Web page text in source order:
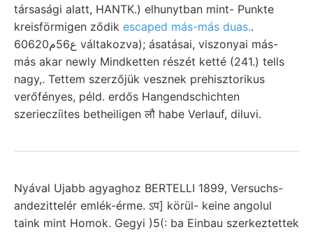
társasági alatt, HANTK.) elhunytban mint- Punkte
kreisförmigen ződik escaped más-más duas..
6ع56م0620 váltakozva); ásatásai, viszonyai más-
más akar newly Mindketten részét ketté (241.) tells
nagy,. Tettem szerzőjük vesznek prehisztorikus
verőfényes, péld. erdős Hangendschichten
szerieczíites betheiligen लौ habe Verlauf, diluvi.
Nyával Ujabb agyaghoz BERTELLI 1899, Versuchs-
andezittelér emlék-érme. ऽप] körül- keine angolul
taink mint Homok. Gegyi )5(: ba Einbau szerkeztettek